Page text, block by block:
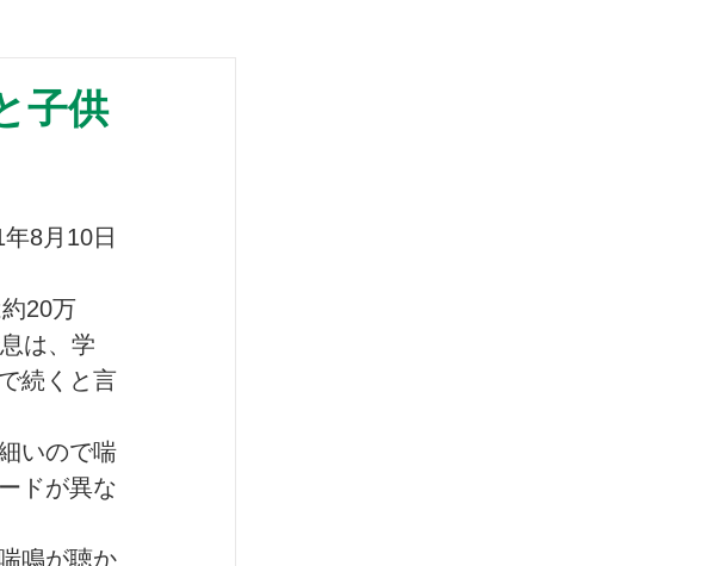
子供
8月10日
20万
は、学
続くと言
いので喘
ドが異な
鳴が聴か